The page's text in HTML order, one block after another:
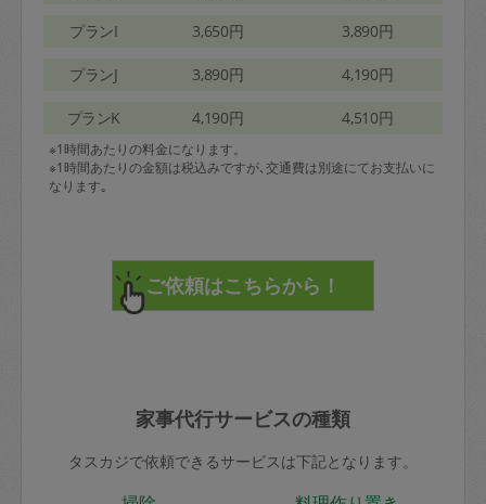
プランI 3,650円 3,890円
プランJ 3,890円 4,190円
プランK 4,190円 4,510円
※1時間あたりの料金になります。
※1時間あたりの金額は税込みですが､交通費は別途にてお支払いに
なります｡
家事代行サービスの種類
タスカジで依頼できるサービスは下記となります。